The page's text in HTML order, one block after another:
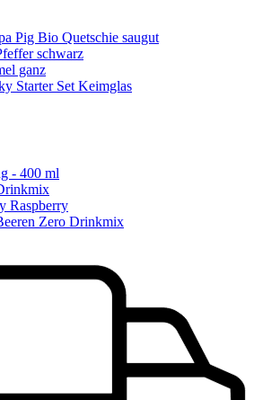
Pig Bio Quetschie saugut
schwarz
ganz
Starter Set Keimglas
- 400 ml
Raspberry
Zero Drinkmix